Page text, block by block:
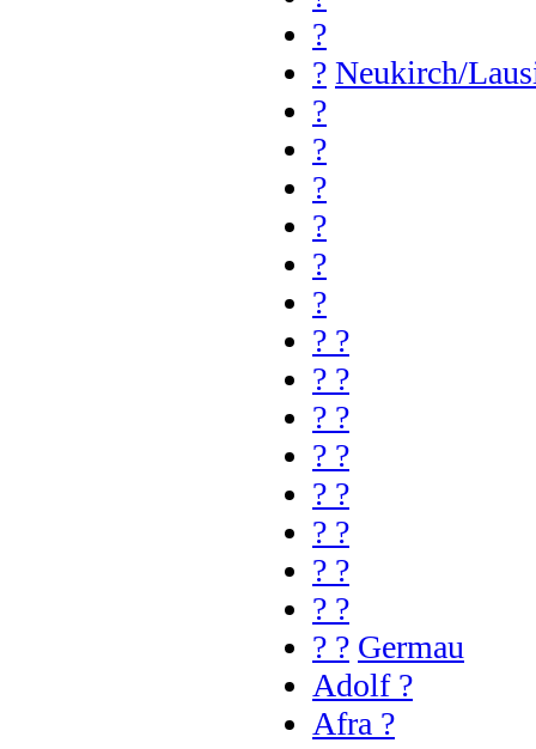
?
? Neukirch/
?
?
?
?
?
?
? ?
? ?
? ?
? ?
? ?
? ?
? ?
? ?
? ? Germau
Adolf ?
Afra ?